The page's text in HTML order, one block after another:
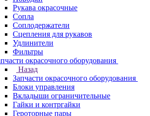
Рукава окрасочные
Сопла
Соплодержатели
Сцепления для рукавов
Удлинители
Фильтры
окрасочного оборудования
Назад
Запчасти окрасочного оборудования
Блоки управления
Вкладыши ограничительные
Гайки и контргайки
Героторные пары